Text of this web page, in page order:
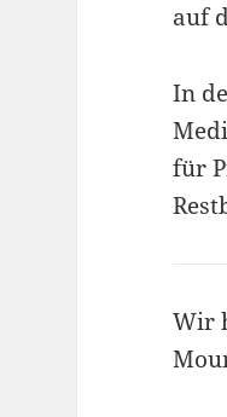
auf
In
für
Wir